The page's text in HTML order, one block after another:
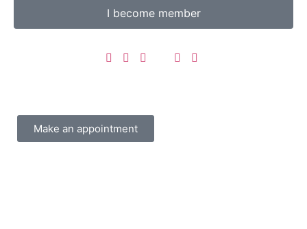
I become member
Make an appointment